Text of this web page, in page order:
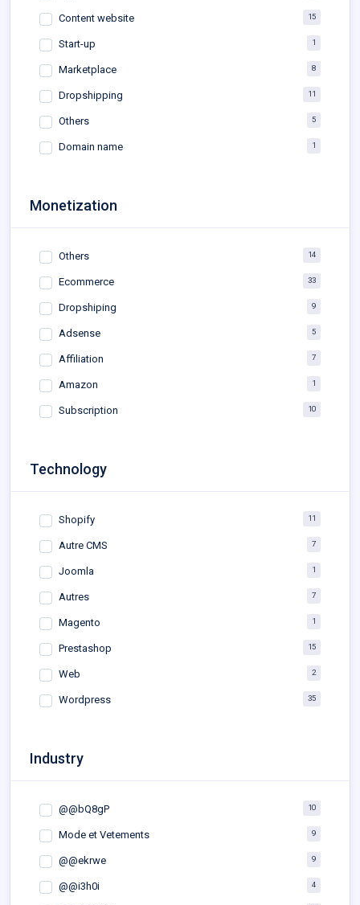
Content website 15
Start-up 1
Marketplace 8
Dropshipping 11
Others 5
Domain name 1
Monetization
Others 14
Ecommerce 33
Dropshiping 9
Adsense 5
Affiliation 7
Amazon 1
Subscription 10
Technology
Shopify 11
Autre CMS 7
Joomla 1
Autres 7
Magento 1
Prestashop 15
Web 2
Wordpress 35
Industry
@@bQ8gP 10
Mode et Vetements 9
@@ekrwe 9
@@i3h0i 4